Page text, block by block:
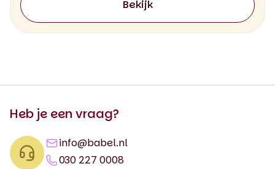
Bekijk
Heb je een vraag?
info@babel.nl
030 227 0008